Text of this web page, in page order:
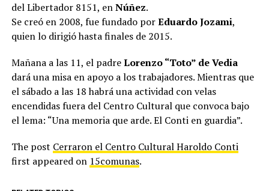
del Libertador 8151, enNúñez.
Se creó en 2008, fue fundado porEduardo Jozami,
quien lo dirigió hasta finales de 2015.
Mañana a las 11, el padreLorenzo “Toto” de Vedia
dará una misa en apoyo a los trabajadores. Mientras que
el sábado a las 18 habrá una actividad con velas
encendidas fuera del Centro Cultural que convoca bajo
el lema: “Una memoria que arde. El Conti en guardia”.
The post Cerraron el Centro Cultural Haroldo Conti
first appeared on 15comunas.